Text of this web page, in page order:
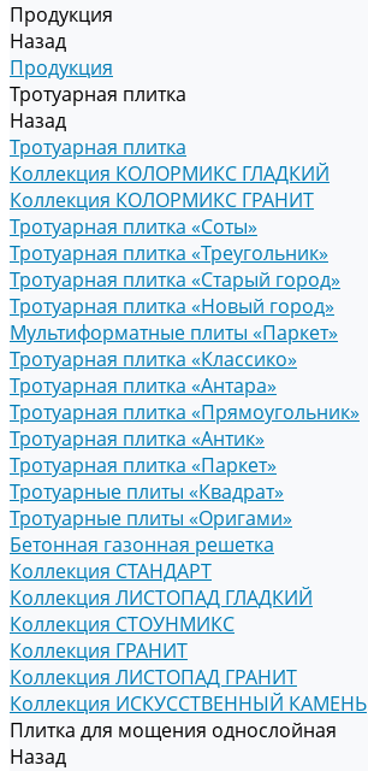
Продукция
Назад
Продукция
Тротуарная плитка
Назад
Тротуарная плитка
Коллекция КОЛОРМИКС ГЛАДКИЙ
Коллекция КОЛОРМИКС ГРАНИТ
Тротуарная плитка «Соты»
Тротуарная плитка «Треугольник»
Тротуарная плитка «Старый город»
Тротуарная плитка «Новый город»
Мультиформатные плиты «Паркет»
Тротуарная плитка «Классико»
Тротуарная плитка «Антара»
Тротуарная плитка «Прямоугольник»
Тротуарная плитка «Антик»
Тротуарная плитка «Паркет»
Тротуарные плиты «Квадрат»
Тротуарные плиты «Оригами»
Бетонная газонная решетка
Коллекция СТАНДАРТ
Коллекция ЛИСТОПАД ГЛАДКИЙ
Коллекция СТОУНМИКС
Коллекция ГРАНИТ
Коллекция ЛИСТОПАД ГРАНИТ
Коллекция ИСКУССТВЕННЫЙ КАМЕНЬ
Плитка для мощения однослойная
Назад